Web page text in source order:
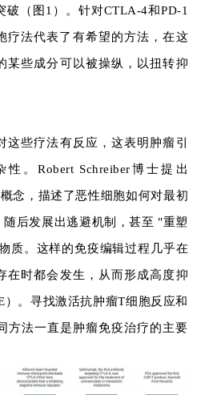
破（图1）。针对CTLA-4和PD-1
疗法代表了有希望的方法，在这
某些成分可以被操纵，以扭转抑
这些疗法有反应，这表明肿瘤引
。Robert Schreiber博士提出
念，描述了恶性细胞如何对最初
后发展出逃避机制，甚至 "重塑
质。这样的免疫编辑过程几乎在
在时都会发生，从而形成高度抑
。寻找激活抗肿瘤T细胞反应和
方法一直是肿瘤免疫治疗的主要